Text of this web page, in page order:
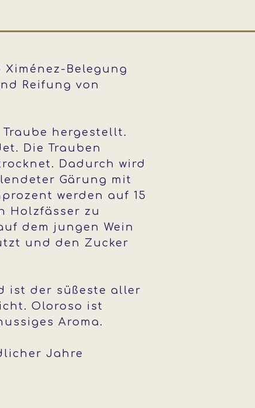
Belegung
Reifung von
Traube hergestellt.
Die Trauben
Dadurch wird
Gärung mit
werden auf 15
Holzfässer zu
dem jungen Wein
und den Zucker
ist der süßeste aller
Oloroso ist
Aroma.
Jahre